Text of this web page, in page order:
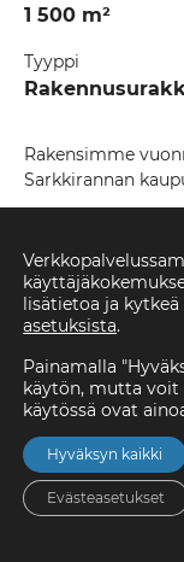
1 500 m²
Tyyppi
Rakensimme
Sarkkirannan
lisätietoa ja
asetuksista.
Painamalla
käytön, mutta voit
käytössä ovat
Hyväksyn kaikki
Evästeasetukset